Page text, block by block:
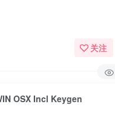
关注
OSX Incl Keygen